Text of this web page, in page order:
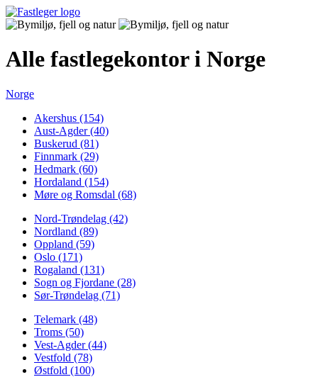
Alle fastlegekontor i Norge
Norge
Akershus (154)
Aust-Agder (40)
Buskerud (81)
Finnmark (29)
Hedmark (60)
Hordaland (154)
Møre og Romsdal (68)
Nord-Trøndelag (42)
Nordland (89)
Oppland (59)
Oslo (171)
Rogaland (131)
Sogn og Fjordane (28)
Sør-Trøndelag (71)
Telemark (48)
Troms (50)
Vest-Agder (44)
Vestfold (78)
Østfold (100)